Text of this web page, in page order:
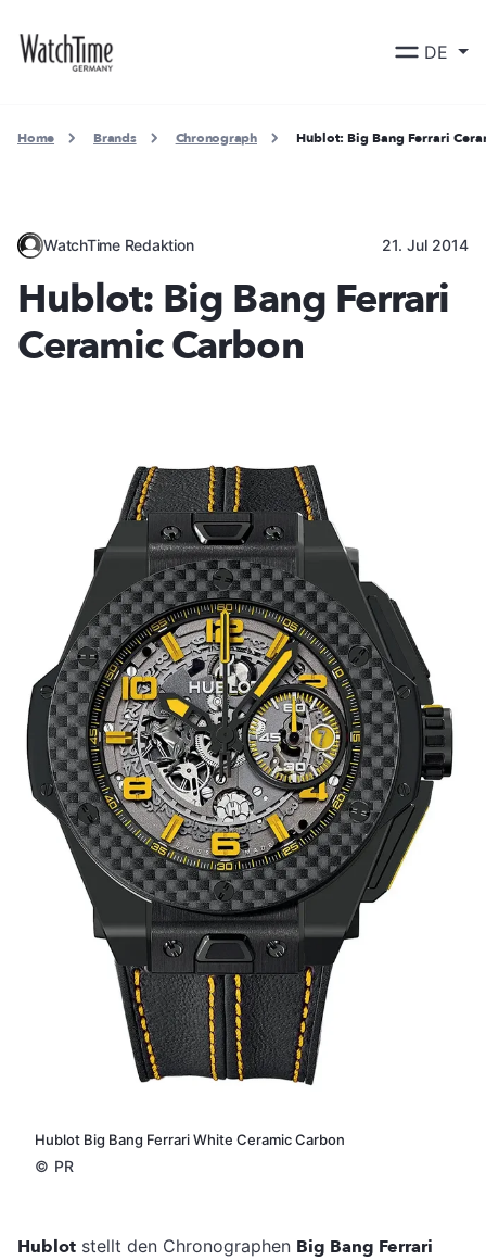
DE
Home Brands Chronograph Hublot: Big Bang Ferrari
WatchTime Redaktion 21. Jul 2014
Hublot: Big Bang Ferrari
Ceramic Carbon
Hublot Big Bang Ferrari White Ceramic Carbon
© PR
Hublot stellt den Chronographen Big Bang Ferrari